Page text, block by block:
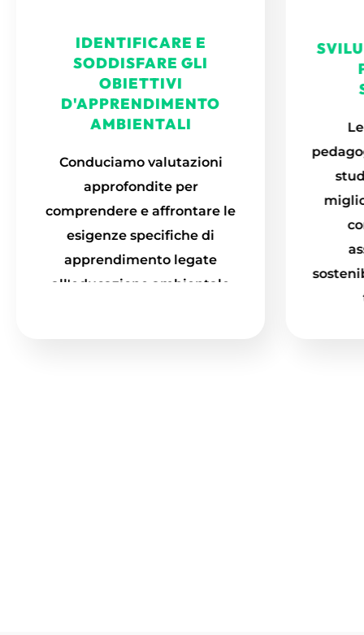
D'APPRENDIMENTO
AMBIENTALI
Conduciamo valutazioni
approfondite per
comprendere e affrontare le
esigenze specifiche di
apprendimento legate
all'educazione ambientale
tra gli studenti adulti.